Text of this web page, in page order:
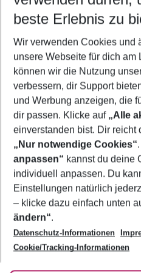
5-8
2 Erwachsene Keine Kinder
Mehr Filter
Footer
Footer navigation
Über uns
AGB
Bestpreisgarantie
Cookie-Einstellungen ändern
Cookie-Richtlinie
Agenturbetreuung
Barrierefreies Reisen
Folge uns
beste Erlebnis zu
Wir verwenden Cookies und
unsere Webseite für dich am
können wir die Nutzung
verbessern, dir Support
und Werbung anzeigen, die
dir passen. Klicke auf „Alle
einverstanden bist. Dir reicht
„Nur notwendige Cookies“
anpassen“ kannst du deine
individuell anpassen. Du
Einstellungen natürlich
– klicke dazu einfach unten
ändern“.
Datenschutz-Informationen
Cookie/Tracking-Informationen